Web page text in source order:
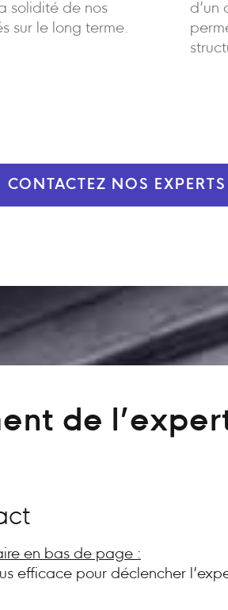
solidité de nos
sur le long terme.
d’un
CONTACTEZ NOS
de
en bas de page :
efficace pour déclencher